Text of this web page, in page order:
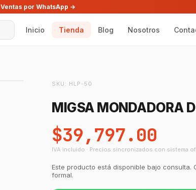
Ventas por WhatsApp →
Inicio Tienda Blog Nosotros
SKU: HLP-50
MIGSA MONDADORA
$39,797.00
IVA incluido · Precios sincronizados con sistema
Este producto está disponible bajo
formal.